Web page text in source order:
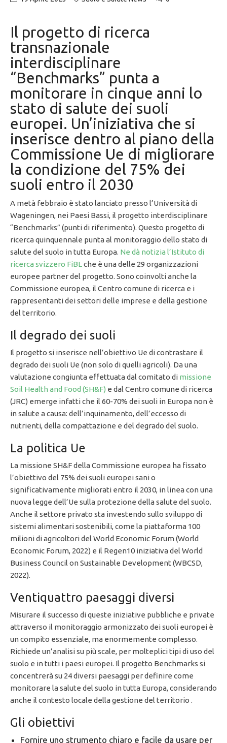
Il progetto di ricerca
transnazionale
interdisciplinare
“Benchmarks” punta a
monitorare in cinque anni lo
stato di salute dei suoli
europei. Un’iniziativa che si
inserisce dentro al piano della
Commissione Ue di migliorare
la condizione del 75% dei
suoli entro il 2030
A metà febbraio è stato lanciato presso l’Università di
Wageningen, nei Paesi Bassi, il progetto interdisciplinare
“Benchmarks” (punti di riferimento). Questo progetto di
ricerca quinquennale punta al monitoraggio dello stato di
salute del suolo in tutta Europa. Ne dà notizia l’Istituto di
ricerca svizzero FiBLche è una delle 29 organizzazioni
europee partner del progetto. Sono coinvolti anche la
Commissione europea, il Centro comune di ricerca e i
rappresentanti dei settori delle imprese e della gestione
del territorio.
Il degrado dei suoli
Il progetto si inserisce nell’obiettivo Ue di contrastare il
degrado dei suoli Ue (non solo di quelli agricoli). Da una
valutazione congiunta effettuata dal comitato di missione
Soil Health and Food (SH&F) e dal Centro comune di ricerca
(JRC) emerge infatti che il 60-70% dei suoli in Europa non è
in salute a causa: dell’inquinamento, dell’eccesso di
nutrienti, della compattazione e del degrado del suolo.
La politica Ue
La missione SH&F della Commissione europea ha fissato
l’obiettivo del 75% dei suoli europei sani o
significativamente migliorati entro il 2030, in linea con una
nuova legge dell’Ue sulla protezione della salute del suolo.
Anche il settore privato sta investendo sullo sviluppo di
sistemi alimentari sostenibili, come la piattaforma 100
milioni di agricoltori del World Economic Forum (World
Economic Forum, 2022) e il Regen10 iniziativa del World
Business Council on Sustainable Development (WBCSD,
2022).
Ventiquattro paesaggi diversi
Misurare il successo di queste iniziative pubbliche e private
attraverso il monitoraggio armonizzato dei suoli europei è
un compito essenziale, ma enormemente complesso.
Richiede un’analisi su più scale, per molteplici tipi di uso del
suolo e in tutti i paesi europei. Il progetto Benchmarks si
concentrerà su 24 diversi paesaggi per definire come
monitorare la salute del suolo in tutta Europa, considerando
anche il contesto locale della gestione del territorio .
Gli obiettivi
Fornire uno strumento chiaro e facile da usare per